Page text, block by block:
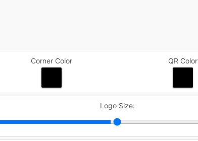
Corner Color QR Color
Logo Size: